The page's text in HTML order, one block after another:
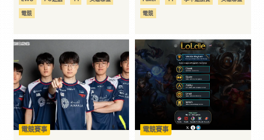
資
訊
平
台
電競 電競
電競賽事 電競賽事